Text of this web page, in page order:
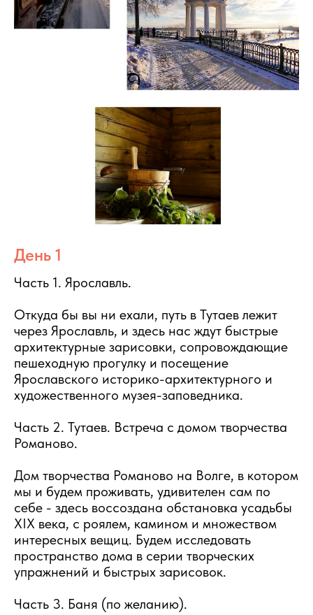
День 1
Часть 1. Ярославль.
Откуда бы вы ни ехали, путь в Тутаев лежит
через Ярославль, и здесь нас ждут быстрые
архитектурные зарисовки, сопровождающие
пешеходную прогулку и посещение
Ярославского историко-архитектурного и
художественного музея-заповедника.
Часть 2. Тутаев. Встреча с домом творчества
Романово.
Дом творчества Романово на Волге, в котором
мы и будем проживать, удивителен сам по
себе - здесь воссоздана обстановка усадьбы
XIX века, с роялем, камином и множеством
интересных вещиц. Будем исследовать
пространство дома в серии творческих
упражнений и быстрых зарисовок.
Часть 3. Баня (по желанию).